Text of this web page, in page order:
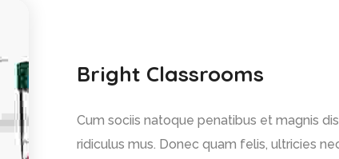
Bright Classrooms
Cum sociis natoque penatibus et magnis
ridiculus mus. Donec quam felis, ultricies